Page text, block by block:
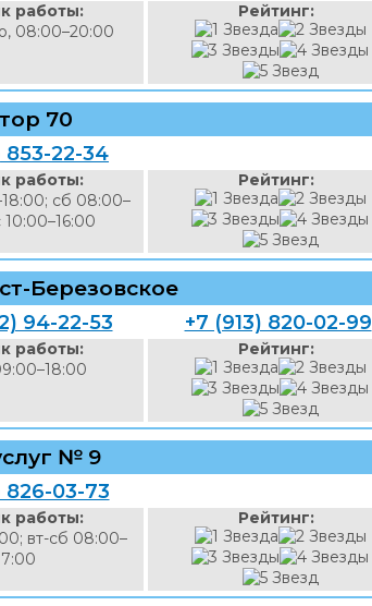
работы:
08:00–20:00
Рейтинг:
70
853-22-34
работы:
сб 08:00–
10:00–16:00
Рейтинг:
Березовское
94-22-53 +7 (913) 820-02-99
работы:
Рейтинг:
№ 9
826-03-73
работы:
вт-сб 08:00–
Рейтинг: